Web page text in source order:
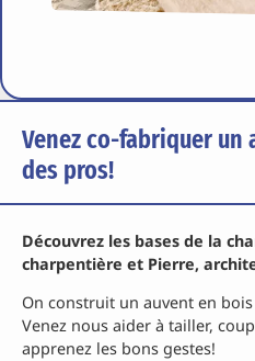
Venez co-fabriquer un
des pros!
Découvrez les bases de la
charpentière et Pierre,
On construit un auvent en
Venez nous aider à tailler,
apprenez les bons gestes!